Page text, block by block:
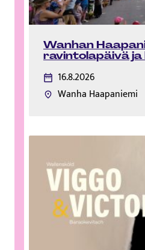
Wanhan
ravintolapäivä
16.8.2026
Wanha Haapaniemi